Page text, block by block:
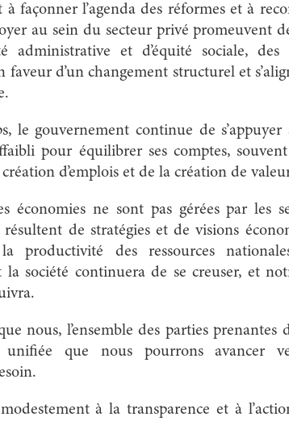
façonner l’agenda des réformes et à
au sein du secteur privé promeuvent
administrative et d’équité sociale,
d’un changement structurel et
le gouvernement continue de
pour équilibrer ses comptes,
d’emplois et de la création de
économies ne sont pas gérées par les
résultent de stratégies et de visions
productivité des ressources
la société continuera de se creuser, et
nous, l’ensemble des parties prenantes
unifiée que nous pourrons avancer
à la transparence et à